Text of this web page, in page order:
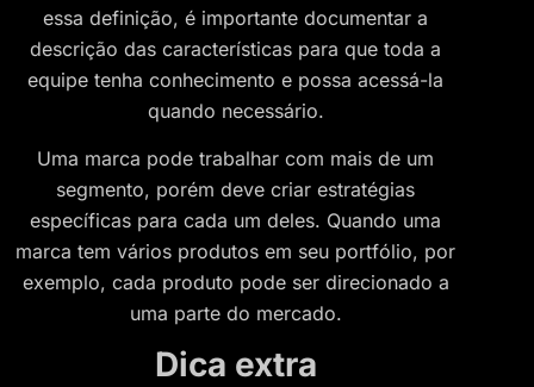
essa definição, é importante documentar a
descrição das características para que toda a
equipe tenha conhecimento e possa acessá-la
quando necessário.
Uma marca pode trabalhar com mais de um
segmento, porém deve criar estratégias
específicas para cada um deles. Quando uma
marca tem vários produtos em seu portfólio, por
exemplo, cada produto pode ser direcionado a
uma parte do mercado.
Dica extra